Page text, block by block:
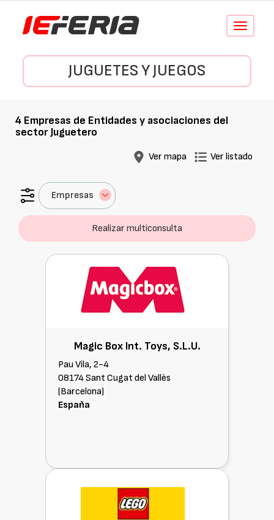
Conmutar
JUGUETES Y JUEGOS
4 Empresas de Entidades y asociaciones del
sector Juguetero
Ver mapa Ver listado
Empresas
Realizar multiconsulta
Magic Box Int. Toys, S.L.U.
Pau Vila, 2-4
08174 Sant Cugat del Vallès
(Barcelona)
España